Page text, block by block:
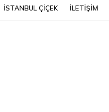
İSTANBUL ÇİÇEK İLETİŞİM